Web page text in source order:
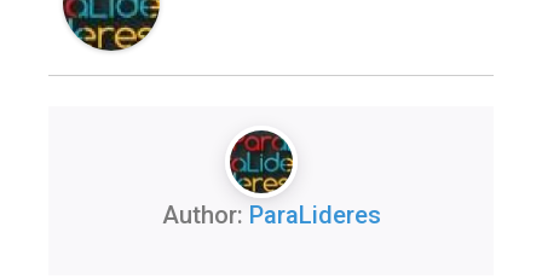
Author: ParaLideres